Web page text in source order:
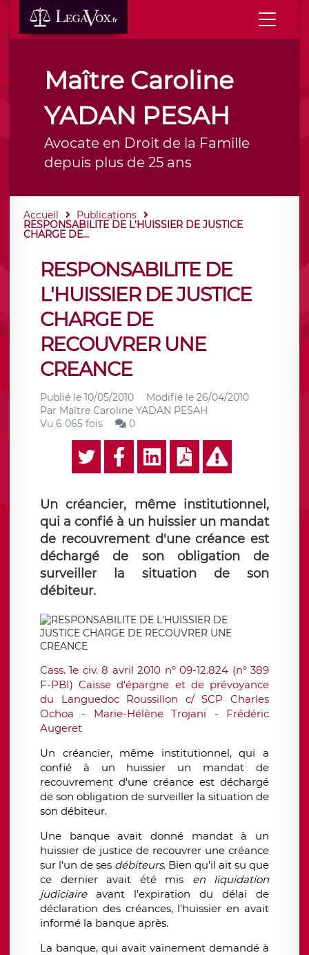
Maître Caroline
YADAN PESAH
Avocate en Droit de la Famille
depuis plus de 25 ans
Accueil Publications
RESPONSABILITE DE L'HUISSIER DE JUSTICE
CHARGE DE...
RESPONSABILITE DE
L'HUISSIER DE JUSTICE
CHARGE DE
RECOUVRER UNE
CREANCE
Publié le 10/05/2010 Modifié le 26/04/2010
Par Maître Caroline YADAN PESAH
Vu 6 065 fois
0
Un créancier, même institutionnel,
qui a confié à un huissier un mandat
de recouvrement d'une créance est
déchargé de son obligation de
surveiller la situation de son
débiteur.
Cass. 1e civ. 8 avril 2010 n° 09-12.824 (n° 389
F-PBI) Caisse d'épargne et de prévoyance
du Languedoc Roussillon c/ SCP Charles
Ochoa - Marie-Hélène Trojani - Frédéric
Augeret
Un créancier, même institutionnel, qui a
confié à un huissier un mandat de
recouvrement d'une créance est déchargé
de son obligation de surveiller la situation de
son débiteur.
Une banque avait donné mandat à un
huissier de justice de recouvrer une créance
sur l'un de ses débiteurs. Bien qu'il ait su que
ce dernier avait été mis en liquidation
judiciaireavant l'expiration du délai de
déclaration des créances, l'huissier en avait
informé la banque après.
La banque, qui avait vainement demandé à